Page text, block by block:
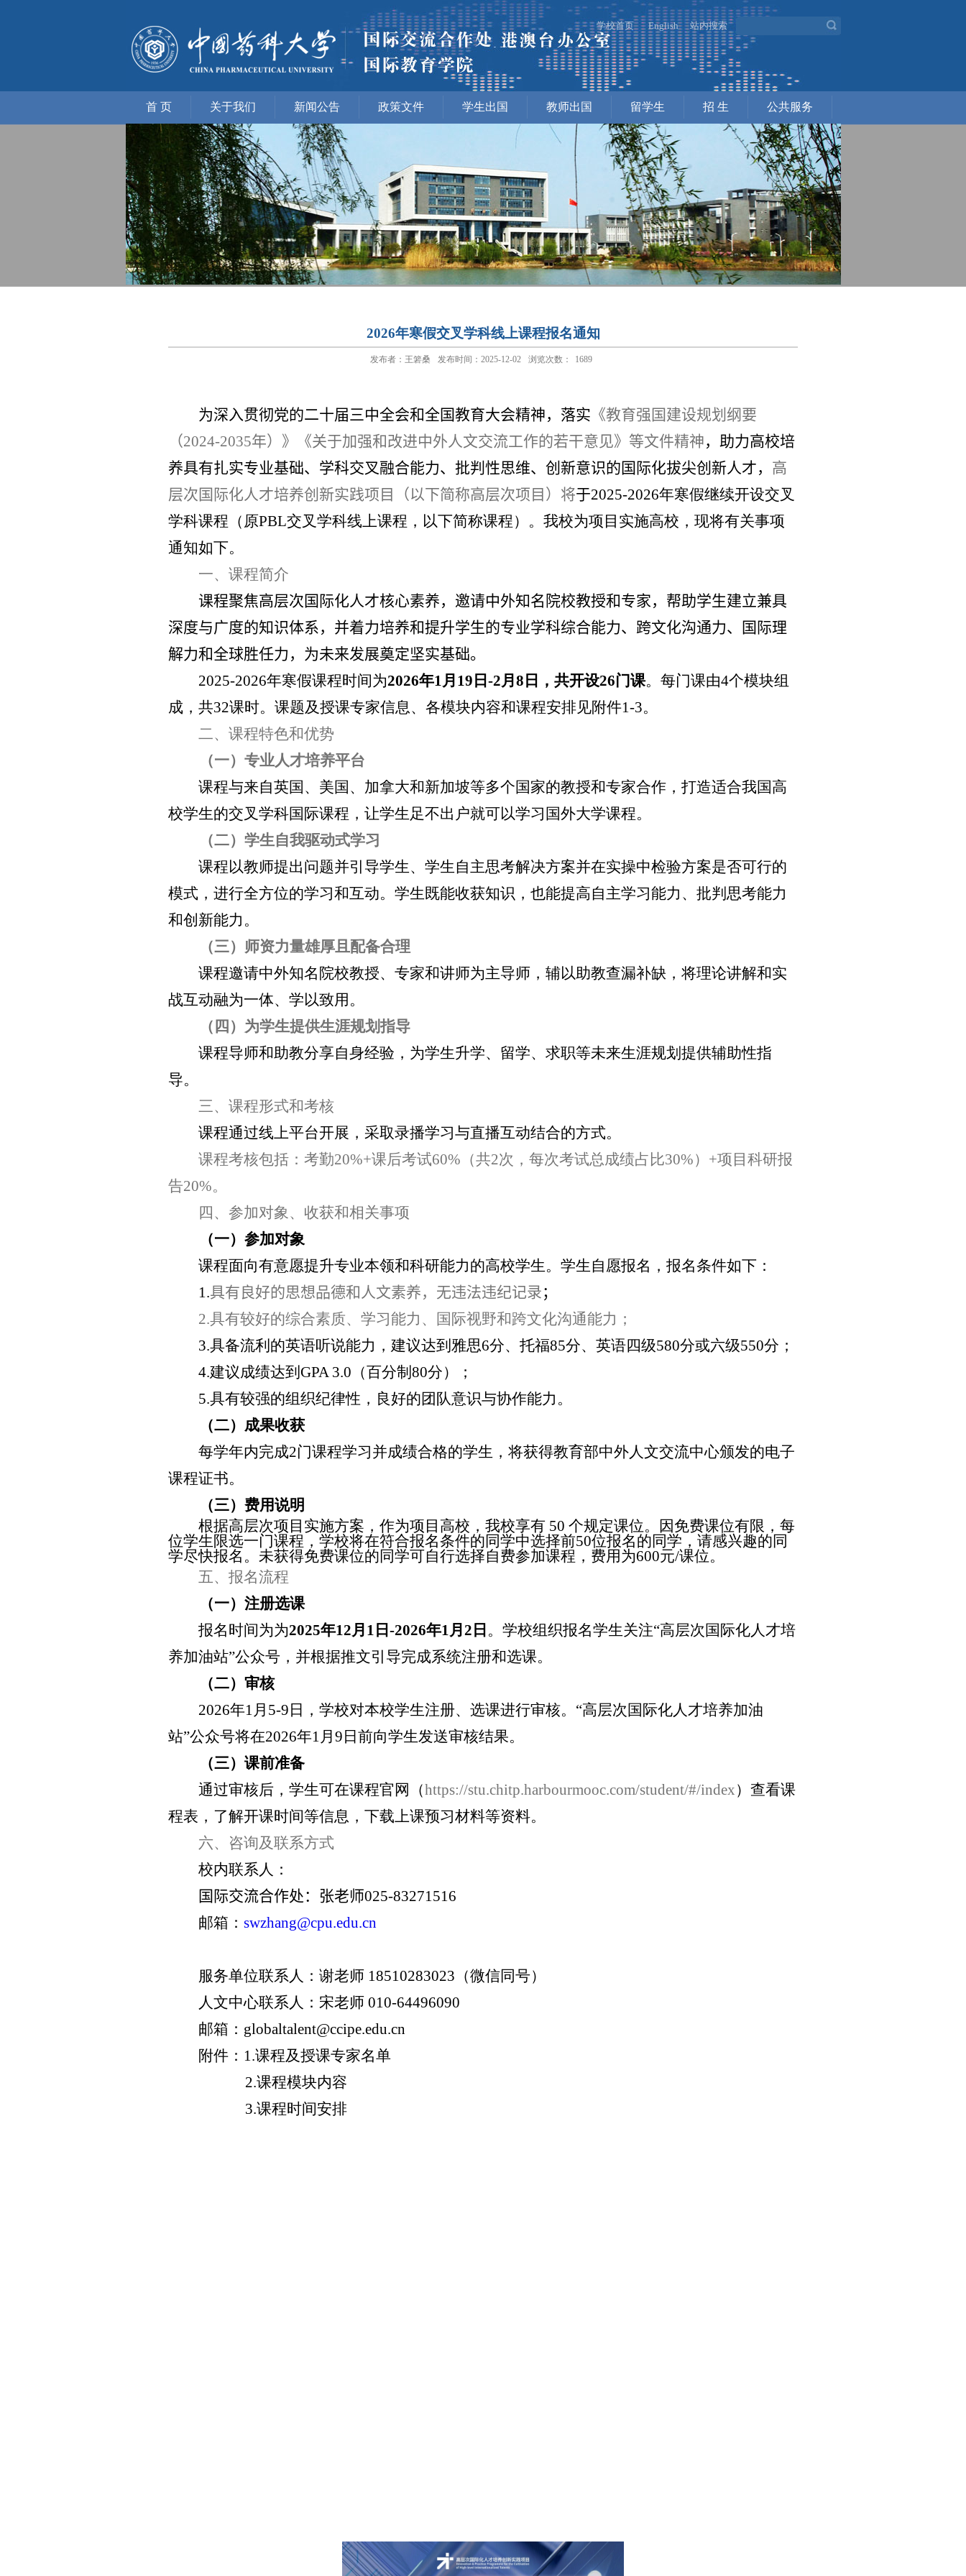
站内搜索
学校首页 English
首 页 关于我们 新闻公告 政策文件 学生出国 教师出国 留学生 招 生 公共服务
2026年寒假交叉学科线上课程报名通知
发布者：王箬桑 发布时间：2025-12-02 浏览次数： 1689
为深入贯彻党的二十届三中全会和全国教育大会精神，落实 《教育强国建设规划纲要
（2024-2035年）》《关于加强和改进中外人文交流工作的若干意见》等文件精神，助力高校培
养具有扎实专业基础、学科交叉融合能力、批判性思维、创新意识的国际化拔尖创新人才， 高
层次国际化人才培养创新实践项目（以下简称高层次项目）将于2025-2026年寒假继续开设交叉
学科课程（原PBL交叉学科线上课程，以下简称课程）。我校为项目实施高校， 现将有关事项
通知如下。
一、课程简介
课程聚焦高层次国际化人才核心素养，邀请中外知名院校教授和专家，帮助学生建立兼具
深度与广度的知识体系，并着力培养和提升学生的专业学科综合能力、跨文化沟通力、国际理
解力和全球胜任力 ，为未来发展奠定坚实基础。
2025-2026年寒假课程时间为2026年1月 19 日-2月8 日，共开设26门课。每门课由4个模块组
成，共32课时。课题及授课专家信息、各模块内容和课程安排见附件1-3。
二、课程特色和优势
（一）专业人才培养平台
课程与来自英国、美国、加拿大和新加坡等多个国家的教授和专家合作，打造适合我国高
校学生的交叉学科国际课程，让学生足不出户就可以学习国外大学课程。
（二）学生自我驱动式学习
课程以教师提出问题并引导学生、学生自主思考解决方案并在实操中检验方案是否可行的
模式，进行全方位的学习和互动。学生既能收获知识，也能提高自主学习能力、批判思考能力
和创新能力。
（三）师资力量雄厚且配备合理
课程邀请中外知名院校教授、专家和讲师为主导师，辅以助教查漏补缺，将理论讲解和实
战互动融为一体、学以致用。
（四）为学生提供生涯规划指导
课程导师和助教分享自身经验，为学生升学、留学、求职等未来生涯规划提供辅助性指
导。
三、课程形式和考核
课程通过线上平台开展，采取录播学习与直播互动结合的方式。
课程考核包括：考勤20%+课后考试60% （共2次，每次考试总成绩占比30%） +项目科研报
告20%。
四、参加对象、收获和相关事项
（一）参加对象
课程面向有意愿提升专业本领和科研能力的高校学生。学生自愿报名，报名条件如下：
1.具有良好的思想品德和人文素养，无违法违纪记录；
2.具有较好的综合素质、学习能力、国际视野和跨文化沟通能力；
3.具备流利的英语听说能力，建议达到雅思6分、托福85分、英语四级580分或六级550分；
4.建议成绩达到GPA 3.0 （百分制80分）；
5.具有较强的组织纪律性，良好的团队意识与协作能力。
（二）成果收获
每学年内完成2门课程学习并成绩合格的学生，将获得教育部中外人文交流中心颁发的电子
课程证书。
（三）费用说明
根据高层次项目实施方案，作为项目高校，我校享有 50个规定课位。因免费课位有限，每
位学生限选一门课程，学校将在符合报名条件的同学中选择前50位报名的同学，请感兴趣的同
学尽快报名。未获得免费课位的同学可自行选择自费参加课程，费用为600元/课位。
五、报名流程
（一）注册选课
报名时间为为2025年12月 1 日-2026年1月2 日 。学校组织报名学生关注“高层次国际化人才培
养加油站”公众号，并根据推文引导完成系统注册和选课。
（二）审核
2026年1月 5-9 日，学校对本校学生注册、选课进行审核。“高层次国际化人才培养加油
站”公众号将在2026年1月 9 日前向学生发送审核结果。
（三）课前准备
通过审核后，学生可在课程官网（https://stu.chitp.harbourmooc.com/student/#/index）查看课
程表，了解开课时间等信息，下载上课预习材料等资料。
六、咨询及联系方式
校内联系人：
国际交流合作处： 张老师025-83271516
邮箱：swzhang@cpu.edu.cn
服务单位联系人：谢老师 18510283023 （微信同号）
人文中心联系人：宋老师010-64496090
邮箱： globaltalent@ccipe.edu.cn
附件： 1.课程及授课专家名单
2.课程模块内容
3.课程时间安排